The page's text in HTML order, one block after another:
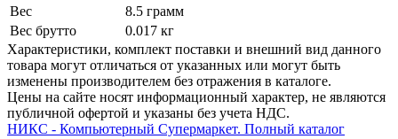
Вес
8.5 грамм
Вес брутто
0.017 кг
Xарактеристики, комплект поставки и внешний вид данного
товара могут отличаться от указанных или могут быть
изменены производителем без отражения в каталоге.
Цены на сайте носят информационный характер, не являются
публичной офертой и указаны без учета НДС.
НИКС - Компьютерный Cупермаркет. Полный каталог